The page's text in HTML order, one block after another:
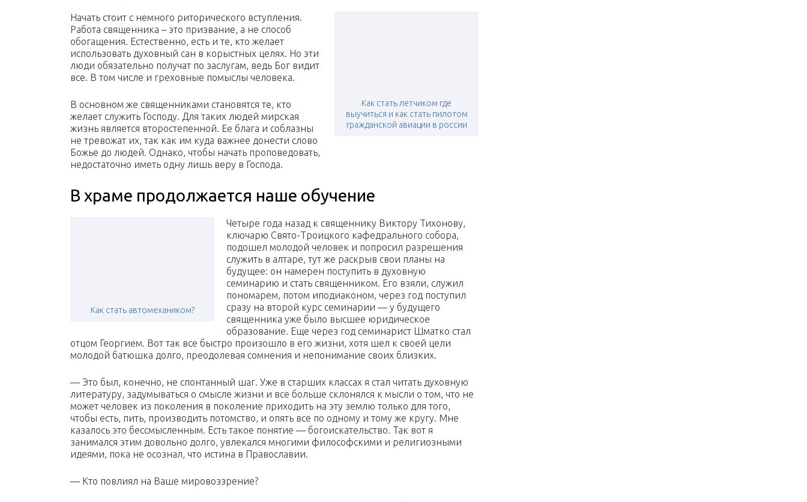
Как стать лётчиком где
выучиться и как стать пилотом
гражданской авиации в россии
Начать стоит с немного риторического вступления.
Работа священника – это призвание, а не способ
обогащения. Естественно, есть и те, кто желает
использовать духовный сан в корыстных целях. Но эти
люди обязательно получат по заслугам, ведь Бог видит
все. В том числе и греховные помыслы человека.
В основном же священниками становятся те, кто
желает служить Господу. Для таких людей мирская
жизнь является второстепенной. Ее блага и соблазны
не тревожат их, так как им куда важнее донести слово
Божье до людей. Однако, чтобы начать проповедовать,
недостаточно иметь одну лишь веру в Господа.
В храме продолжается наше обучение
Как стать автомехаником?
Четыре года назад к священнику Виктору Тихонову,
ключарю Свято-Троицкого кафедрального собора,
подошел молодой человек и попросил разрешения
служить в алтаре, тут же раскрыв свои планы на
будущее: он намерен поступить в духовную
семинарию и стать священником. Его взяли, служил
пономарем, потом иподиаконом, через год поступил
сразу на второй курс семинарии — у будущего
священника уже было высшее юридическое
образование. Еще через год семинарист Шматко стал
отцом Георгием. Вот так все быстро произошло в его жизни, хотя шел к своей цели
молодой батюшка долго, преодолевая сомнения и непонимание своих близких.
— Это был, конечно, не спонтанный шаг. Уже в старших классах я стал читать духовную
литературу, задумываться о смысле жизни и все больше склонялся к мысли о том, что не
может человек из поколения в поколение приходить на эту землю только для того,
чтобы есть, пить, производить потомство, и опять все по одному и тому же кругу. Мне
казалось это бессмысленным. Есть такое понятие — богоискательство. Так вот я
занимался этим довольно долго, увлекался многими философскими и религиозными
идеями, пока не осознал, что истина в Православии.
— Кто повлиял на Ваше мировоззрение?